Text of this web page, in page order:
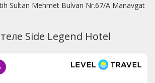
Sultan Mehmet Bulvarı Nr.67/A Manavgat
Side Legend Hotel